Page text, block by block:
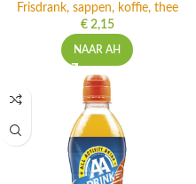
Frisdrank, sappen, koffie, thee
€2,15
NAAR AH